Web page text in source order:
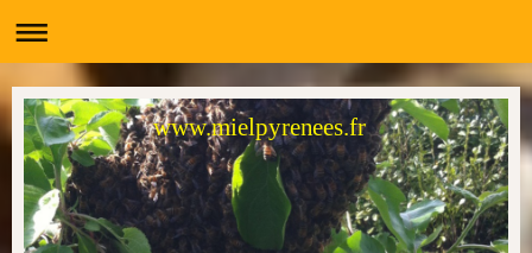
www.mielpyrenees.fr